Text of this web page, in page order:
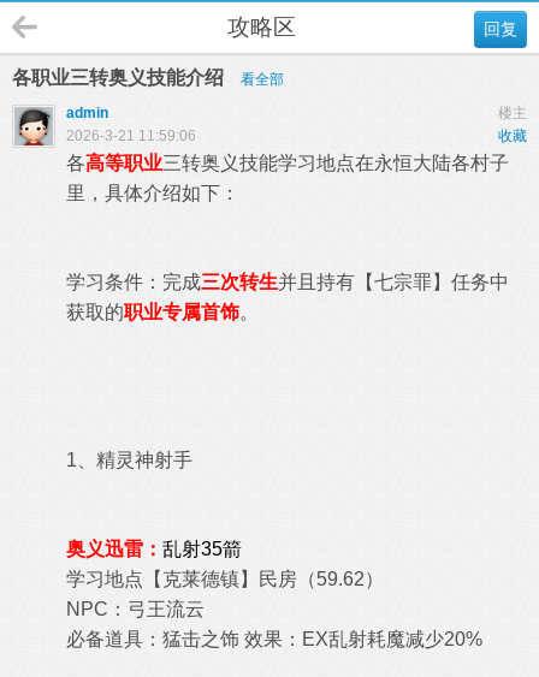
回复
攻略区
各职业三转奥义技能介绍
看全部
楼主
admin
收藏
2026-3-21 11:59:06
各高等职业三转奥义技能学习地点在永恒大陆各村子
里，具体介绍如下：
学习条件：完成三次转生并且持有【七宗罪】任务中
获取的职业专属首饰。
1、精灵神射手
奥义迅雷： 乱射35箭
学习地点【 克莱德镇】民房（59.62）
NPC：弓王流云
必备道具：猛击之饰 效果：EX乱射耗魔减少20%